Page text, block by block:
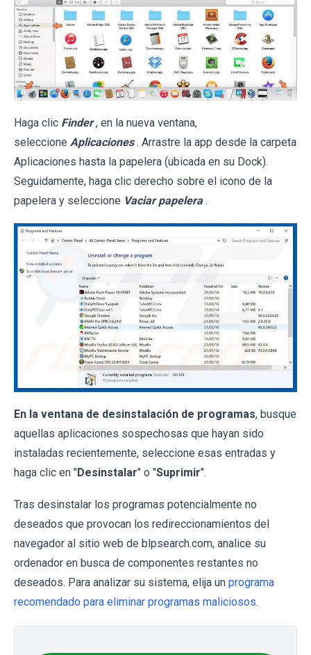
Haga clic Finder , en la nueva ventana,
seleccione Aplicaciones . Arrastre la app desde la carpeta
Aplicaciones hasta la papelera (ubicada en su Dock).
Seguidamente, haga clic derecho sobre el icono de la
papelera y seleccione Vaciar papelera .
En la ventana de desinstalación de programas, busque
aquellas aplicaciones sospechosas que hayan sido
instaladas recientemente, seleccione esas entradas y
haga clic en "Desinstalar" o "Suprimir".
Tras desinstalar los programas potencialmente no
deseados que provocan los redireccionamientos del
navegador al sitio web de blpsearch.com, analice su
ordenador en busca de componentes restantes no
deseados. Para analizar su sistema, elija un programa
recomendado para eliminar programas maliciosos.